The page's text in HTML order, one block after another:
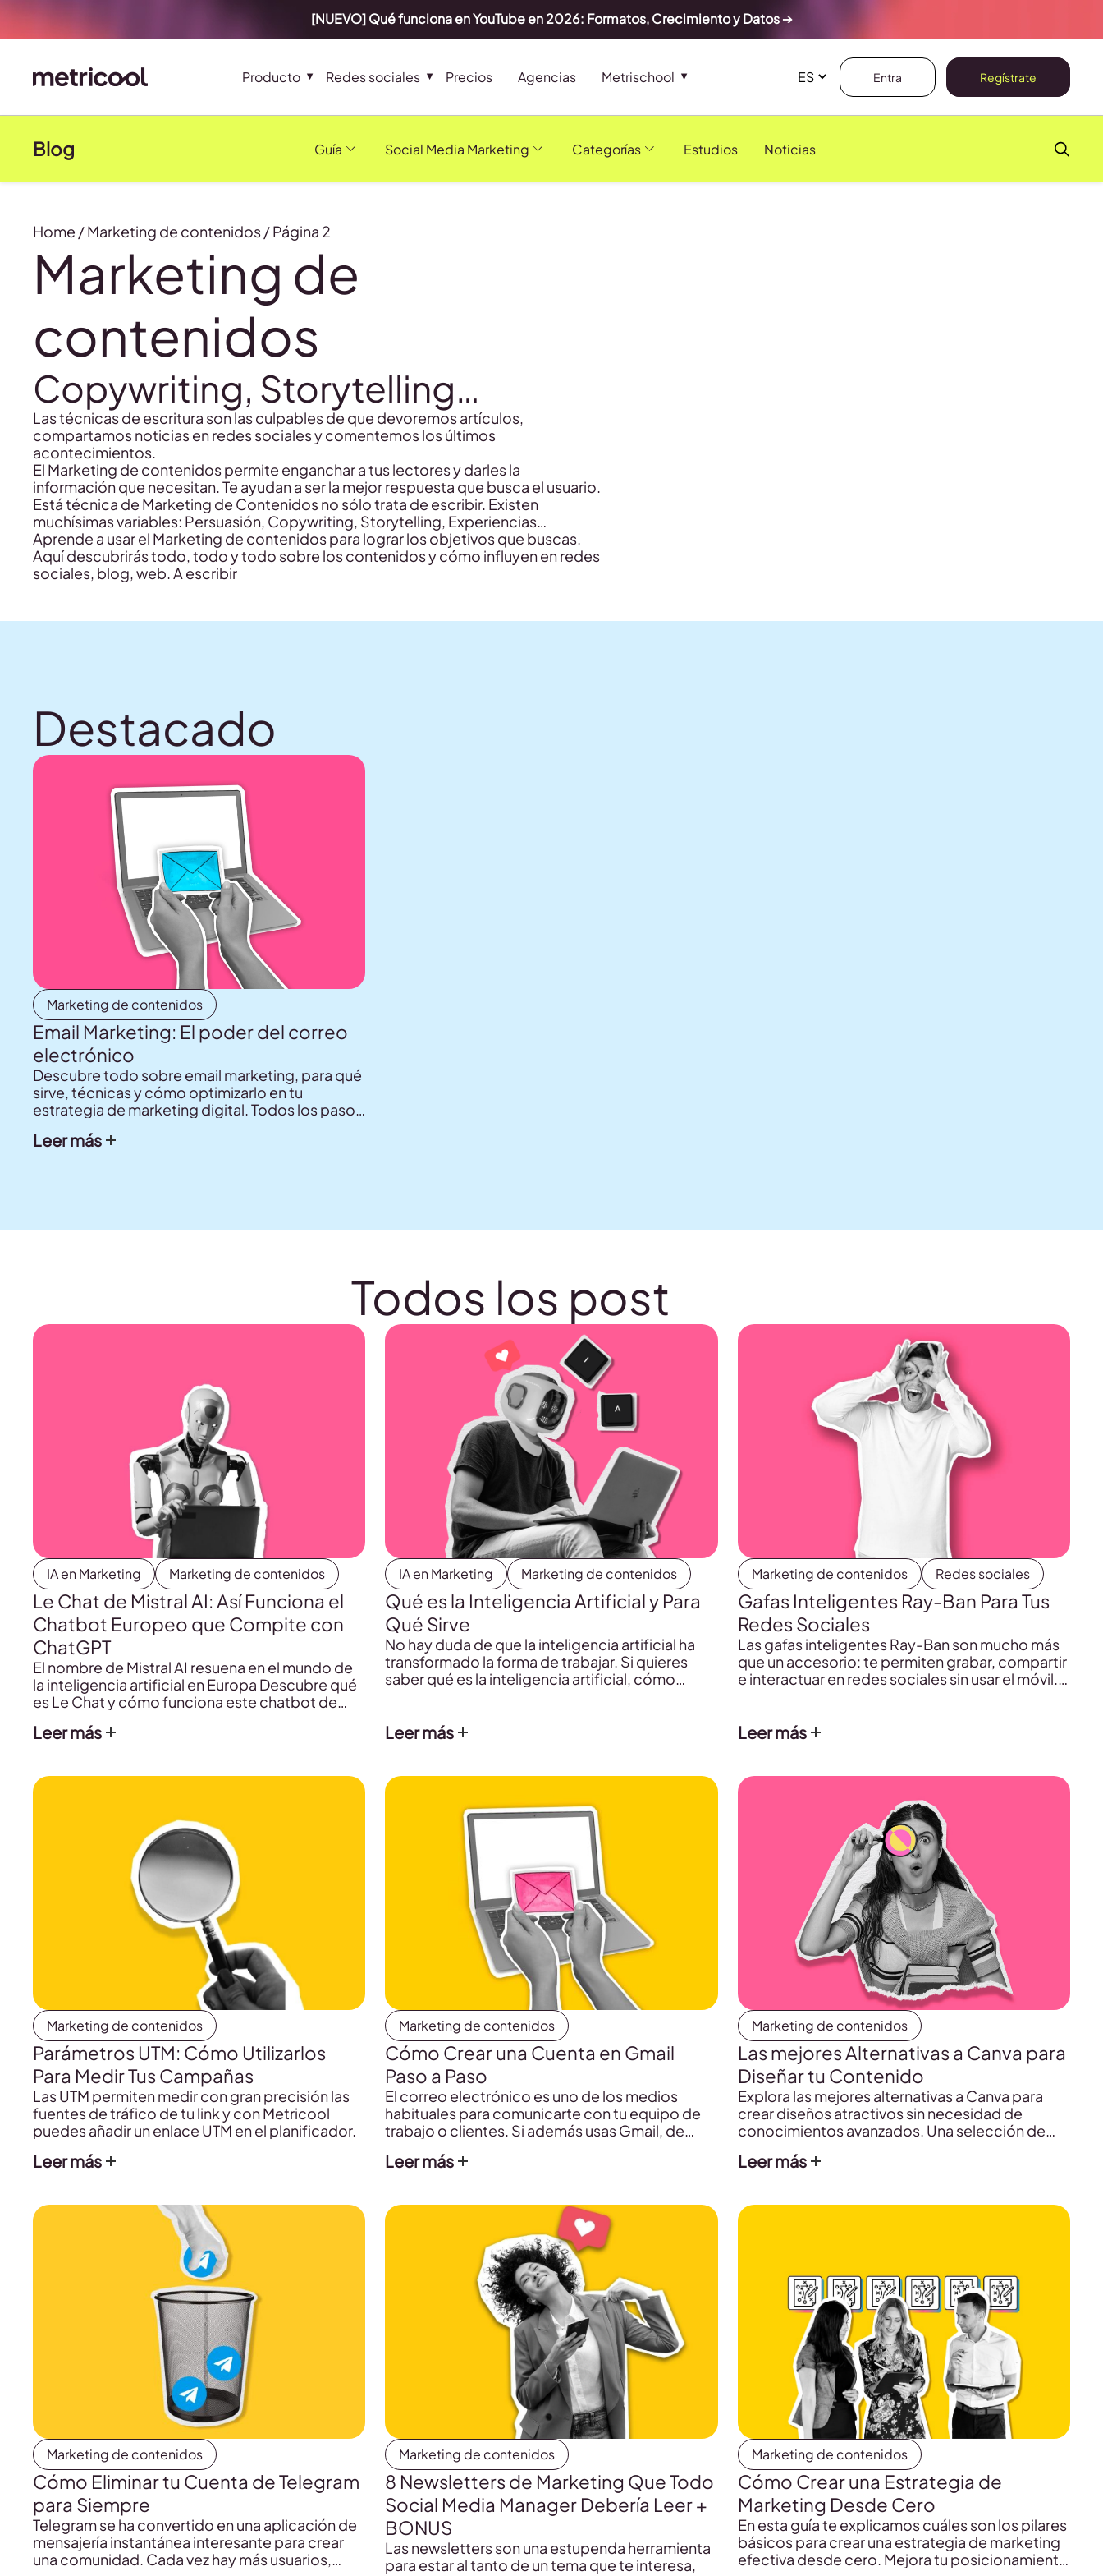
[NUEVO] Qué funciona en YouTube en 2026: Formatos, Crecimiento y Datos➔
Producto Redes sociales Precios Agencias Metrischool Entra Regístrate
Blog Guía Social Media Marketing Categorías Estudios Noticias
Home /Marketing de contenidos/Página 2
Marketing de
contenidos
Copywriting, Storytelling…
Las técnicas de escritura son las culpables de que devoremos artículos,
compartamos noticias en redes sociales y comentemos los últimos
acontecimientos.
El Marketing de contenidos permite enganchar a tus lectores y darles la
información que necesitan. Te ayudan a ser la mejor respuesta que busca el usuario.
Está técnica de Marketing de Contenidos no sólo trata de escribir. Existen
muchísimas variables: Persuasión, Copywriting, Storytelling, Experiencias…
Aprende a usar el Marketing de contenidos para lograr los objetivos que buscas.
Aquí descubrirás todo, todo y todo sobre los contenidos y cómo influyen en redes
sociales, blog, web. A escribir
Destacado
Marketing de contenidos
Email Marketing: El poder del correo
electrónico
Descubre todo sobre email marketing, para qué
sirve, técnicas y cómo optimizarlo en tu
estrategia de marketing digital. Todos los pasos
Leer más
Todos los post
IA en Marketing Marketing de contenidos
Le Chat de Mistral AI: Así Funciona el
Chatbot Europeo que Compite con
ChatGPT
El nombre de Mistral AI resuena en el mundo de
la inteligencia artificial en Europa Descubre qué
es Le Chat y cómo funciona este chatbot de
como ChatGPT.
Leer más
IA en Marketing Marketing de contenidos
Qué es la Inteligencia Artificial y Para
Qué Sirve
No hay duda de que la inteligencia artificial ha
transformado la forma de trabajar. Si quieres
saber qué es la inteligencia artificial, cómo
Leer más
Marketing de contenidos Redes sociales
Gafas Inteligentes Ray-Ban Para Tus
Redes Sociales
Las gafas inteligentes Ray-Ban son mucho más
que un accesorio: te permiten grabar, compartir
e interactuar en redes sociales sin usar el móvil.
Leer más
Marketing de contenidos
Parámetros UTM: Cómo Utilizarlos
Para Medir Tus Campañas
Las UTM permiten medir con gran precisión las
fuentes de tráfico de tu link y con Metricool
puedes añadir un enlace UTM en el planificador.
Leer más
Marketing de contenidos
Cómo Crear una Cuenta en Gmail
Paso a Paso
El correo electrónico es uno de los medios
habituales para comunicarte con tu equipo de
trabajo o clientes. Si además usas Gmail, de
con una misma dirección.
Leer más
Marketing de contenidos
Las mejores Alternativas a Canva para
Diseñar tu Contenido
Explora las mejores alternativas a Canva para
crear diseños atractivos sin necesidad de
conocimientos avanzados. Una selección de
presentaciones o contenido de marca.
Leer más
Marketing de contenidos
Cómo Eliminar tu Cuenta de Telegram
para Siempre
Telegram se ha convertido en una aplicación de
mensajería instantánea interesante para crear
una comunidad. Cada vez hay más usuarios,
Marketing de contenidos
8 Newsletters de Marketing Que Todo
Social Media Manager Debería Leer +
BONUS
Las newsletters son una estupenda herramienta
para estar al tanto de un tema que te interesa,
Marketing de contenidos
Cómo Crear una Estrategia de
Marketing Desde Cero
En esta guía te explicamos cuáles son los pilares
básicos para crear una estrategia de marketing
efectiva desde cero. Mejora tu posicionamiento